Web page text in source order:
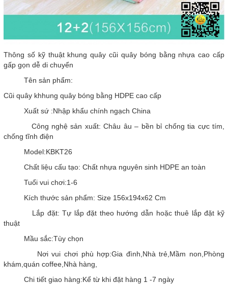
Thông số kỹ thuật khung quây cũi quây bóng bằng nhựa cao cấp
gấp gọn dễ di chuyển
Tên sản phẩm:
Cũi quây khhung quây bóng bằng HDPE cao cấp
Xuất sứ :Nhập khẩu chính ngạch China
Công nghệ sản xuất: Châu âu – bền bỉ chống tia cực tím,
chống tĩnh điện
Model:KBKT26
Chất liệu cấu tạo: Chất nhựa nguyên sinh HDPE an toàn
Tuổi vui chơi:1-6
Kích thước sản phẩm: Size 156x194x62 Cm
Lắp đặt: Tự lắp đặt theo hướng dẫn hoặc thuê lắp đặt kỹ
thuật
Mầu sắc:Tùy chọn
Nơi vui chơi phù hợp:Gia đình,Nhà trẻ,Mầm non,Phòng
khám,quán coffee,Nhà hàng,
Chi tiết giao hàng:Kể từ khi đặt hàng 1 -7 ngày